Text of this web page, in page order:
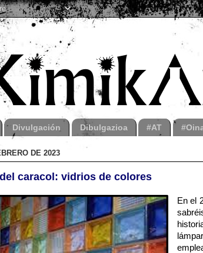
Divulgación Dibulgazioa #AT
DE 2023
caracol: vidrios de colores
En el